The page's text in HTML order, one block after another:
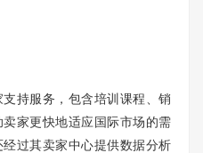
持服务，包含培训课程、销
家更快地适应国际市场的需
过其卖家中心提供数据分析